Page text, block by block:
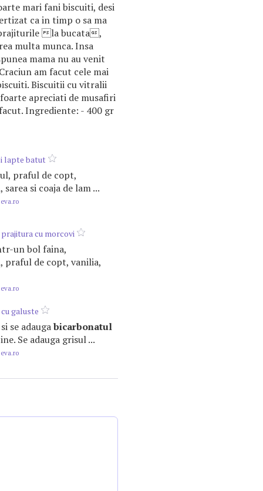
mari fani biscuiti, desi
ca in timp o sa ma
la bucata,
multa munca. Insa
mama nu au venit
am facut cele mai
Biscuitii cu vitralii
apreciati de musafiri
Ingrediente: - 400 gr
lapte batut
praful de copt,
, sarea si coaja de lam ...
cu morcovi
un bol faina,
, praful de copt, vanilia,
galuste
se adaugabicarbonatul
Se adauga grisul ...